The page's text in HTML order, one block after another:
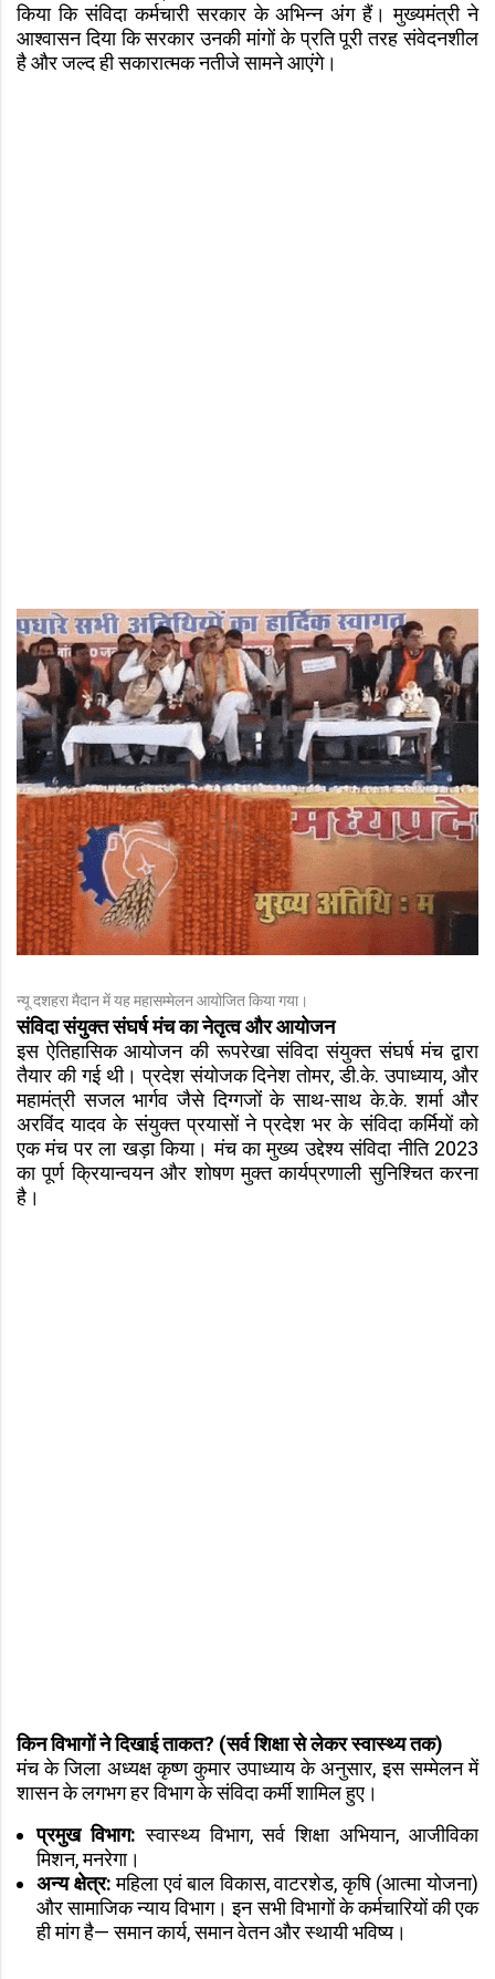
किया कि संविदा कर्मचारी सरकार के अभिन्न अंग हैं। मुख्यमंत्री ने
आश्वासन दिया कि सरकार उनकी मांगों के प्रति पूरी तरह संवेदनशील
है और जल्द ही सकारात्मक नतीजे सामने आएंगे।
न्यू दशहरा मैदान में यह महासम्मेलन आयोजित किया गया।
संविदा संयुक्त संघर्ष मंच का नेतृत्व और आयोजन
इस ऐतिहासिक आयोजन की रूपरेखा संविदा संयुक्त संघर्ष मंच द्वारा
तैयार की गई थी। प्रदेश संयोजक दिनेश तोमर, डी.के. उपाध्याय, और
महामंत्री सजल भार्गव जैसे दिग्गजों के साथ-साथ के.के. शर्मा और
अरविंद यादव के संयुक्त प्रयासों ने प्रदेश भर के संविदा कर्मियों को
एक मंच पर ला खड़ा किया। मंच का मुख्य उद्देश्य संविदा नीति 2023
का पूर्ण क्रियान्वयन और शोषण मुक्त कार्यप्रणाली सुनिश्चित करना
है।
किन विभागों ने दिखाई ताकत? (सर्व शिक्षा से लेकर स्वास्थ्य तक)
मंच के जिला अध्यक्ष कृष्ण कुमार उपाध्याय के अनुसार, इस सम्मेलन में
शासन के लगभग हर विभाग के संविदा कर्मी शामिल हुए।
प्रमुख विभाग:स्वास्थ्य विभाग, सर्व शिक्षा अभियान, आजीविका
मिशन, मनरेगा।
अन्य क्षेत्र:महिला एवं बाल विकास, वाटरशेड, कृषि (आत्मा योजना)
और सामाजिक न्याय विभाग। इन सभी विभागों के कर्मचारियों की एक
ही मांग है— समान कार्य, समान वेतन और स्थायी भविष्य।